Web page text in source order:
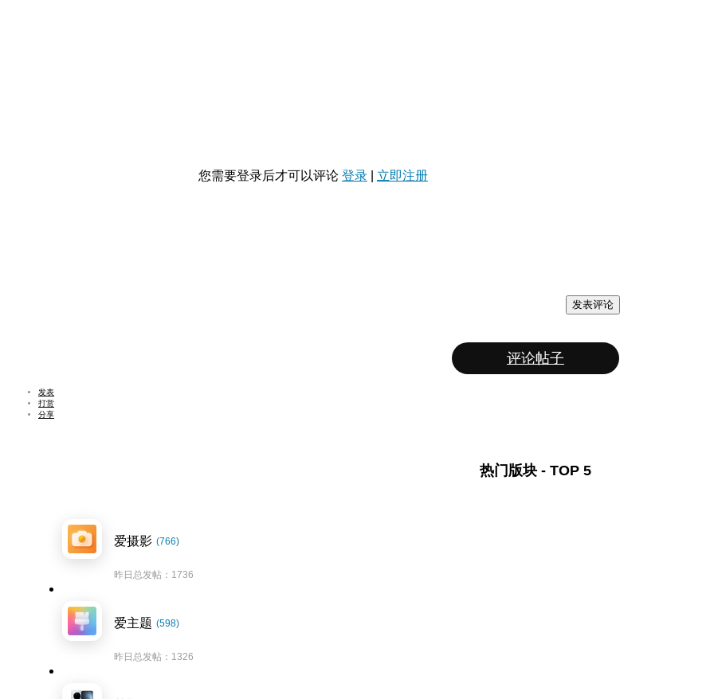
您需要登录后才可以评论 登录 立即注册
发表评论
评论帖子
发表
打赏
分享
热门版块 - TOP 5
爱摄影 (766)
昨日总发帖：1736
爱主题 (598)
昨日总发帖：1326